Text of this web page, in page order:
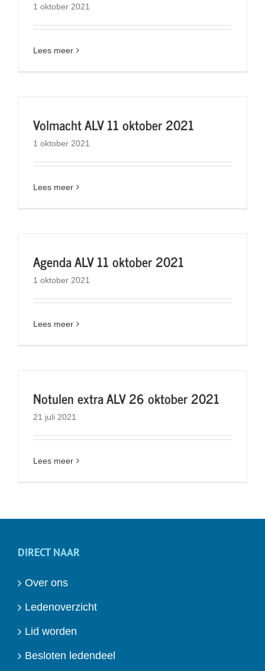
1 oktober 2021
Lees meer
Volmacht ALV 11 oktober 2021
1 oktober 2021
Lees meer
Agenda ALV 11 oktober 2021
1 oktober 2021
Lees meer
Notulen extra ALV 26 oktober 2021
21 juli 2021
Lees meer
DIRECT NAAR
Over ons
Ledenoverzicht
Lid worden
Besloten ledendeel